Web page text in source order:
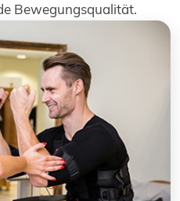
Bewegungsqualität.